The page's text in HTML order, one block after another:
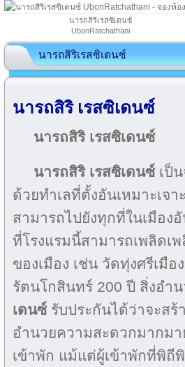
นารถสิริเรสซิเดนซ์
UbonRatchathani
นารถสิริเรสซิเดนซ์
นารถสิริ เรสซิเดนซ์
นารถสิริ เรสซิเดนซ์
นารถสิริ เรสซิเดนซ์ เป็
ด้วยทำเลที่ตั้งอันเหมาะเจา
สามารถไปยังทุกที่ในเมือง
ที่โรงแรมนี้สามารถเพลิดเ
ของเมือง เช่น วัดทุ่งศรีเมือ
รัตนโกสินทร์ 200 ปี สิ่งอำ
เดนซ์ รับประกันได้ว่าจะสร้
อำนวยความสะดวกมากมา
เข้าพัก แม้แต่ผู้เข้าพักที่พิถี